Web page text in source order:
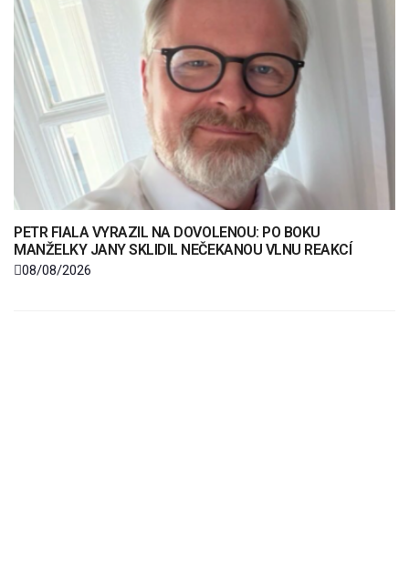
PETR FIALA VYRAZIL NA DOVOLENOU: PO BOKU
MANŽELKY JANY SKLIDIL NEČEKANOU VLNU REAKCÍ
08/08/2026